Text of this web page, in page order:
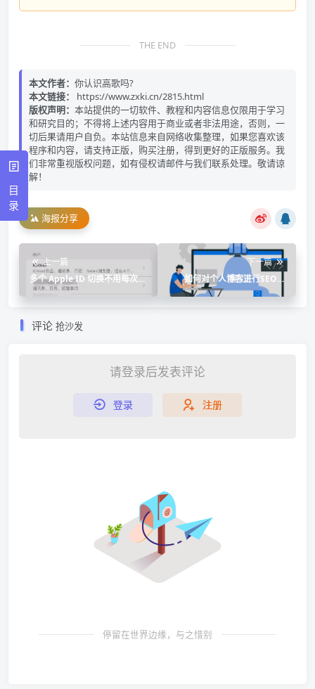
THE END
本文作者： 你认识高歌吗?
本文链接：
https://www.zxki.cn/2815.html
版权声明： 本站提供的一切软件、教程和内容信息仅限用于学习
和研究目的；不得将上述内容用于商业或者非法用途，否则，一
切后果请用户自负。本站信息来自网络收集整理，如果您喜欢该
程序和内容，请支持正版，购买注册，得到更好的正版服务。我
们非常重视版权问题，如有侵权请邮件与我们联系处理。敬请谅
解！
海报分享
上一篇
多个 Apple ID 切换不用每次双
重认证的办法
下一篇
如何对个人博客进行SEO优
化？
评论 抢沙发
请登录后发表评论
登录 注册
停留在世界边缘，与之惜别
目
录